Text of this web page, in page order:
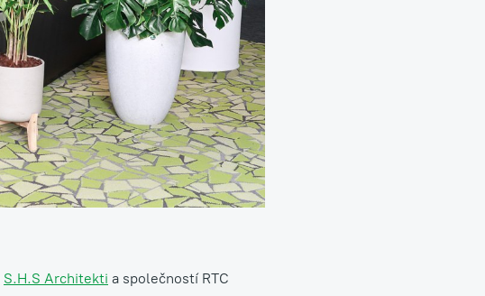
Aranžmá, floristika, dekorace
S.H.S Architekti a společností RTC